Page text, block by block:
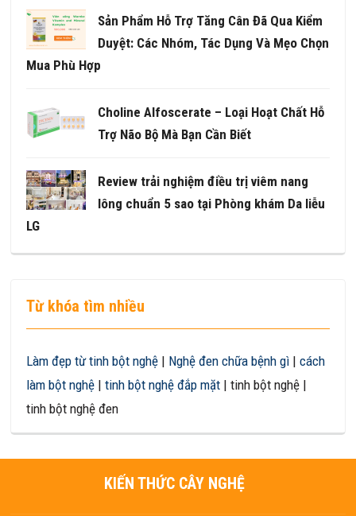
Sản Phẩm Hỗ Trợ Tăng Cân Đã Qua Kiểm
Duyệt: Các Nhóm, Tác Dụng Và Mẹo Chọn
Mua Phù Hợp
Choline Alfoscerate – Loại Hoạt Chất Hỗ
Trợ Não Bộ Mà Bạn Cần Biết
Review trải nghiệm điều trị viêm nang
lông chuẩn 5 sao tại Phòng khám Da liễu
LG
Từ khóa tìm nhiều
Làm đẹp từ tinh bột nghệ | Nghệ đen chữa bệnh gì |cách
làm bột nghệ |tinh bột nghệ đắp mặt | tinh bột nghệ |
tinh bột nghệ đen
KIẾN THỨC CÂY NGHỆ